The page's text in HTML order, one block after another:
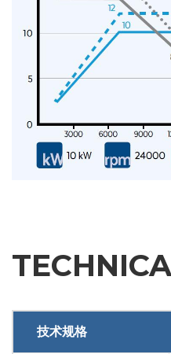
REQUEST
技术规格